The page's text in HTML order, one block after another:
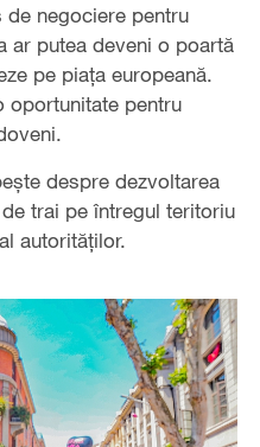
negociere pentru
ar putea deveni o poartă
pe piața europeană.
oportunitate pentru
despre dezvoltarea
trai pe întregul teritoriu
autorităților.